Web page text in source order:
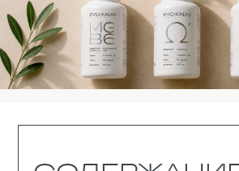
ВИДЫ ЛЕКАРСТВЕННОГО
ВЗАИМОДЕЙСТВИЯ
В КАКОЙ МОМЕНТ
ЛЕКАРСТВА НАЧИНАЮТ